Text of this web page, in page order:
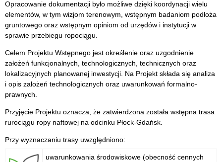
Opracowanie dokumentacji było możliwe dzięki koordynacji wielu
elementów, w tym wizjom terenowym, wstępnym badaniom podłoża
gruntowego oraz wstępnym opiniom od urzędów i instytucji w
sprawie przebiegu ropociągu.
Celem Projektu Wstępnego jest określenie oraz uzgodnienie
założeń funkcjonalnych, technologicznych, technicznych oraz
lokalizacyjnych planowanej inwestycji. Na Projekt składa się analiza
i opis założeń technologicznych oraz uwarunkowań formalno-
prawnych.
Przyjęcie Projektu oznacza, że zatwierdzona została wstępna trasa
rurociągu ropy naftowej na odcinku Płock-Gdańsk.
Przy wyznaczaniu trasy uwzględniono:
uwarunkowania środowiskowe (obecność cennych